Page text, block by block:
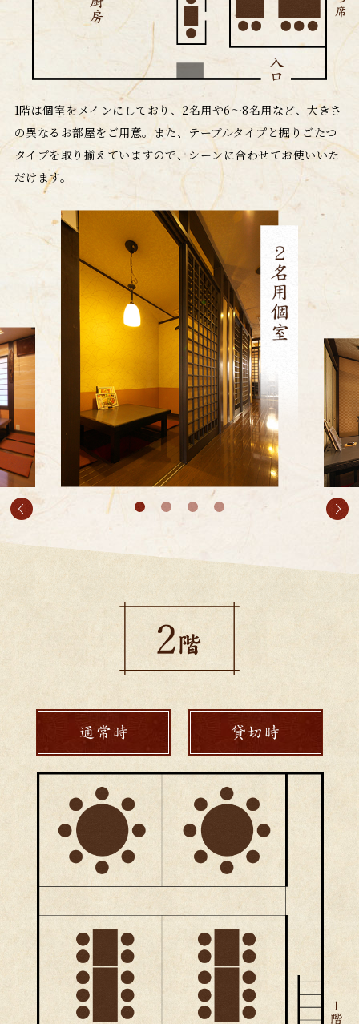
1階は個室をメインにしており、2名用や6～8名用など、大きさ
の異なるお部屋をご用意。また、テーブルタイプと掘りごたつ
タイプを取り揃えていますので、シーンに合わせてお使いいた
だけます。
通常時 貸切時